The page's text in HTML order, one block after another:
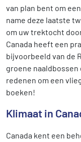
van plan bent om
name deze laatste
om uw trektocht
Canada heeft een
bijvoorbeeld van de
groene naaldbossen
redenen om een
boeken!
Klimaat in
Canada kent een